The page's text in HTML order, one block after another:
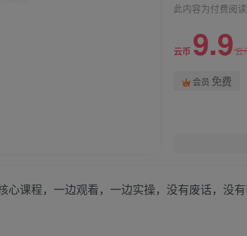
此内容为付费阅
云币 9.9云
会员 免费
心课程，一边观看，一边实操，没有废话，没